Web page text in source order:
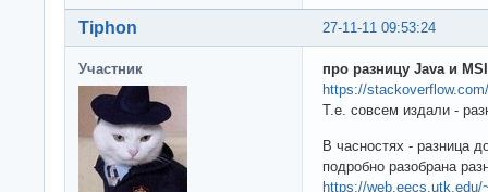
27-11-11 09:53:24
Tiphon
Участник
про разницу Java и
https://
Т.е. совсем издали -
В часностях - разница
подробно разобрана
https://